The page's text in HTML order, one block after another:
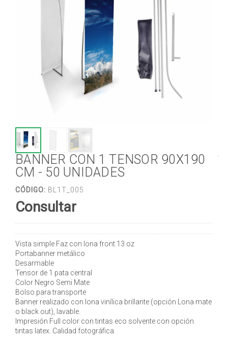
BANNER CON 1 TENSOR 90X190
CM - 50 UNIDADES
CÓDIGO: BL1T_005
Consultar
Vista simple Faz con lona front 13 oz
Portabanner metálico
Desarmable
Tensor de 1 pata central
Color Negro Semi Mate
Bolso para transporte
Banner realizado con lona vinílica brillante (opción Lona mate
o black out), lavable.
Impresión Full color con tintas eco solvente con opción
tintas latex. Calidad fotográfica.